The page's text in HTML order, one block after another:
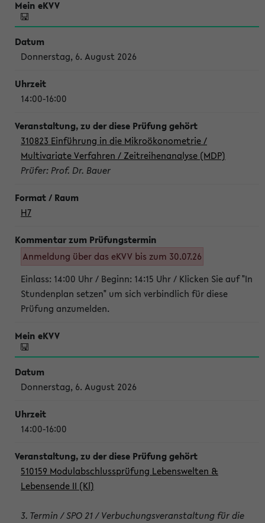
Donnerstag, 6. August 2026
14:00-16:00
310823 Einführung in die Mikroökonometrie /
Multivariate Verfahren / Zeitreihenanalyse (MDP)
Prüfer: Prof. Dr. Bauer
H7
Anmeldung über das eKVV bis zum 30.07.26
Einlass: 14:00 Uhr / Beginn: 14:15 Uhr / Klicken Sie auf "In
Stundenplan setzen" um sich verbindlich für diese
Prüfung anzumelden.
Donnerstag, 6. August 2026
14:00-16:00
510159 Modulabschlussprüfung Lebenswelten &
Lebensende II (Kl)
3. Termin / SPO 21 / Verbuchungsveranstaltung für die